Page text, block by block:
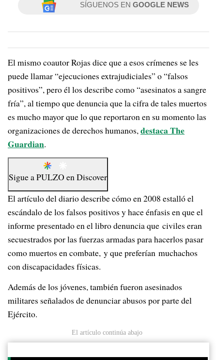
SÍGUENOS ENGOOGLE NEWS
El mismo coautor Rojas dice que a esos crímenes se les
puede llamar “ejecuciones extrajudiciales” o “falsos
positivos”, pero él los describe como “asesinatos a sangre
fría”, al tiempo que denuncia que la cifra de tales muertos
es mucho mayor que lo que reportaron en su momento las
organizaciones de derechos humanos,destaca The
Guardian.
Sigue aPULZO enDiscover
El artículo del diario describe cómo en 2008 estalló el
escándalo de los falsos positivos y hace énfasis en que el
informe presentado en el libro denuncia que civiles eran
secuestrados por las fuerzas armadas para hacerlos pasar
como muertos en combate, y que preferían muchachos
con discapacidades físicas.
Además de los jóvenes, también fueron asesinados
militares señalados de denunciar abusos por parte del
Ejército.
El artículo continúa abajo